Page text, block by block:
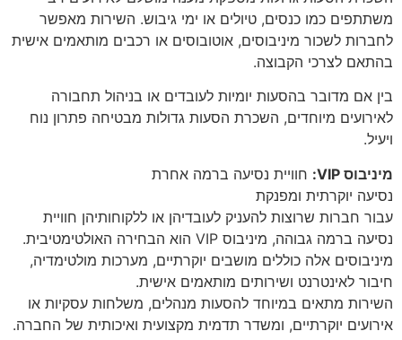
משתתפים כמו כנסים, טיולים או ימי גיבוש. השירות מאפשר
לחברות לשכור מיניבוסים, אוטובוסים או רכבים מותאמים אישית
בהתאם לצרכי הקבוצה.
בין אם מדובר בהסעות יומיות לעובדים או בניהול תחבורה
לאירועים מיוחדים, השכרת הסעות גדולות מבטיחה פתרון נוח
ויעיל.
מיניבוס VIP:
חוויית נסיעה ברמה אחרת
נסיעה יוקרתית ומפנקת
עבור חברות שרוצות להעניק לעובדיהן או ללקוחותיהן חוויית
נסיעה ברמה גבוהה, מיניבוס VIP הוא הבחירה האולטימטיבית.
מיניבוסים אלה כוללים מושבים יוקרתיים, מערכות מולטימדיה,
חיבור לאינטרנט ושירותים מותאמים אישית.
השירות מתאים במיוחד להסעות מנהלים, משלחות עסקיות או
אירועים יוקרתיים, ומשדר תדמית מקצועית ואיכותית של החברה.